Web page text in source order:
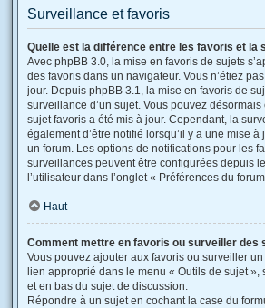
Surveillance et favoris
Quelle est la différence entre les favoris et la
Avec phpBB 3.0, la mise en favoris de sujets
des favoris dans un navigateur. Vous n’étiez
jour. Depuis phpBB 3.1, la mise en favoris de
surveillance d’un sujet. Vous pouvez désormais
sujet favoris a été mis à jour. Cependant, la
également d’être notifié lorsqu’il y a une mise
un forum. Les options de notifications pour les
surveillances peuvent être configurées depuis
l’utilisateur dans l’onglet « Préférences du
Haut
Comment mettre en favoris ou surveiller des
Vous pouvez ajouter aux favoris ou surveiller
lien approprié dans le menu « Outils de sujet »,
et en bas du sujet de discussion.
Répondre à un sujet en cochant la case du